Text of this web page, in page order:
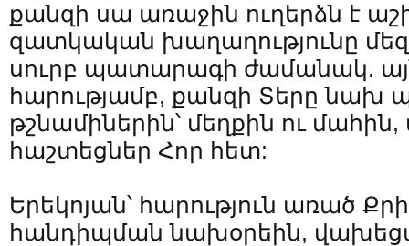
քանզի սա առաջին ուղերձն է
զատկական խաղաղությունը
սուրբ պատարագի ժամանակ.
հարությամբ, քանզի Տերը նախ
թշնամիներին՝ մեղքին ու
հաշտեցներ Հոր հետ:
Երեկոյան՝ հարություն առած
հանդիպման նախօրեին,